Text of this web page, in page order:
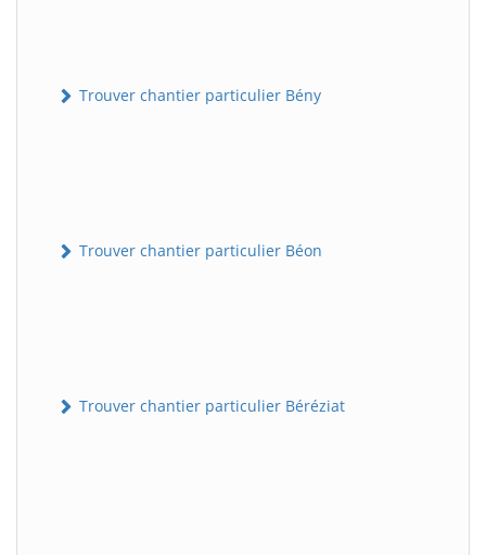
Trouver chantier particulier Bény
Trouver chantier particulier Béon
Trouver chantier particulier Béréziat